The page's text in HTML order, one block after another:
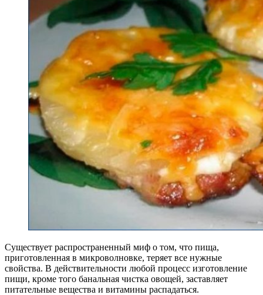
Существует распространенный миф о том, что пища,
приготовленная в микроволновке, теряет все нужные
свойства. В действительности любой процесс изготовление
пищи, кроме того банальная чистка овощей, заставляет
питательные вещества и витамины распадаться.